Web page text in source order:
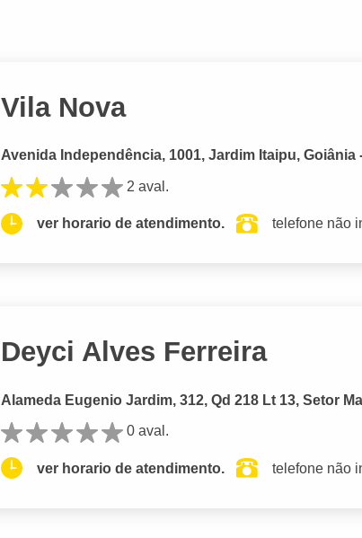
Vila Nova
Avenida Independência, 1001, Jardim Itaipu, Goiânia
2 aval.
ver horario de atendimento. telefone não
Deyci Alves Ferreira
Alameda Eugenio Jardim, 312, Qd 218 Lt 13, Setor
0 aval.
ver horario de atendimento. telefone não